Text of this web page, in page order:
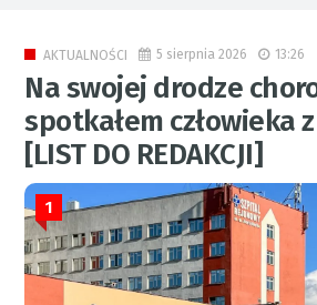
AKTUALNOŚCI 5 sierpnia 2026 13:26
Na swojej drodze
spotkałem człowieka
[LIST DO REDAKCJI]
1